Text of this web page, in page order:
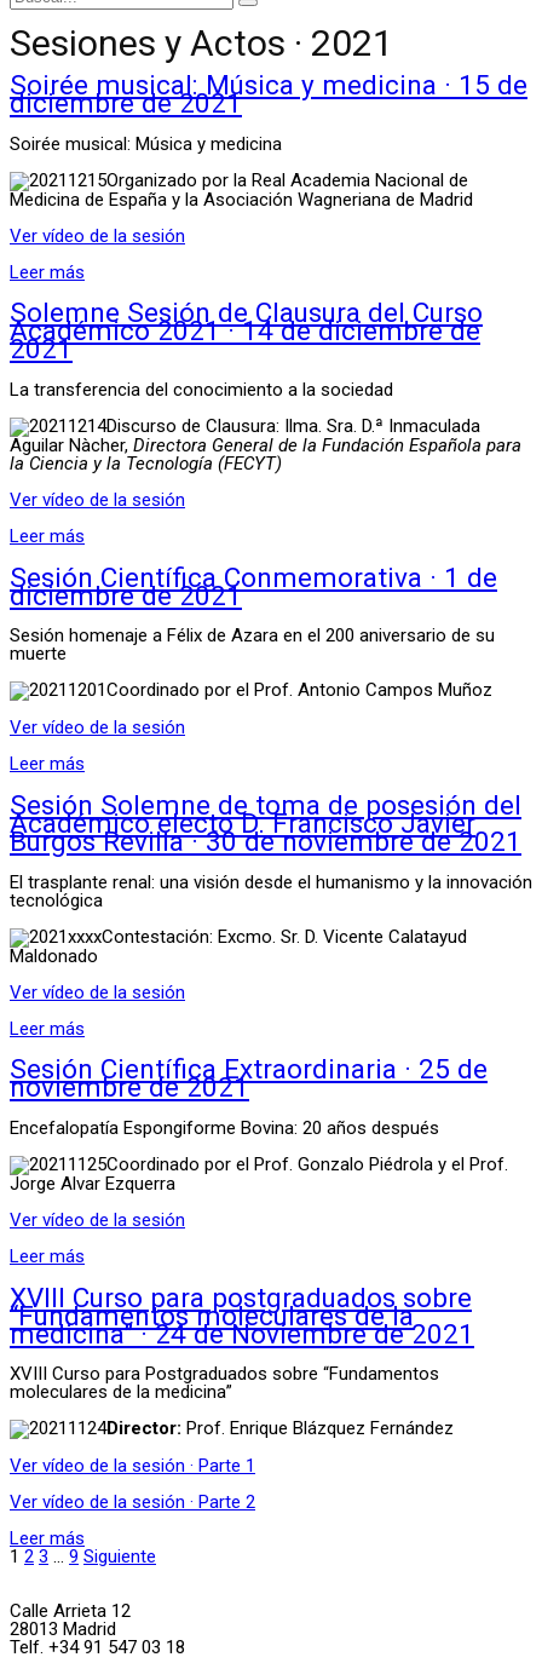
Sesiones y Actos · 2021
Soirée musical: Música y medicina · 15 de
diciembre de 2021
Soirée musical: Música y medicina
Organizado por la Real Academia Nacional de
Medicina de España y la Asociación Wagneriana de Madrid
Ver vídeo de la sesión
Leer más
Solemne Sesión de Clausura del Curso
Académico 2021 · 14 de diciembre de
2021
La transferencia del conocimiento a la sociedad
Discurso de Clausura: Ilma. Sra. D.ª Inmaculada
Aguilar Nàcher, Directora General de la Fundación Española para
la Ciencia y la Tecnología (FECYT)
Ver vídeo de la sesión
Leer más
Sesión Científica Conmemorativa · 1 de
diciembre de 2021
Sesión homenaje a Félix de Azara en el 200 aniversario de su
muerte
Coordinado por el Prof. Antonio Campos Muñoz
Ver vídeo de la sesión
Leer más
Sesión Solemne de toma de posesión del
Académico electo D. Francisco Javier
Burgos Revilla · 30 de noviembre de 2021
El trasplante renal: una visión desde el humanismo y la innovación
tecnológica
Contestación: Excmo. Sr. D. Vicente Calatayud
Maldonado
Ver vídeo de la sesión
Leer más
Sesión Científica Extraordinaria · 25 de
noviembre de 2021
Encefalopatía Espongiforme Bovina: 20 años después
Coordinado por el Prof. Gonzalo Piédrola y el Prof.
Jorge Alvar Ezquerra
Ver vídeo de la sesión
Leer más
XVIII Curso para postgraduados sobre
“Fundamentos moleculares de la
medicina” · 24 de Noviembre de 2021
XVIII Curso para Postgraduados sobre “Fundamentos
moleculares de la medicina”
Director: Prof. Enrique Blázquez Fernández
Ver vídeo de la sesión · Parte 1
Ver vídeo de la sesión · Parte 2
Leer más
1 2 3 … 9 Siguiente
Calle Arrieta 12
28013 Madrid
Telf. +34 91 547 03 18